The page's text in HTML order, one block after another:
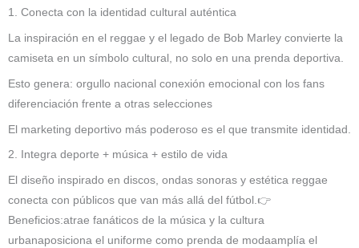
1. Conecta con la identidad cultural auténtica
La inspiración en el reggae y el legado de Bob Marley convierte la
camiseta en un símbolo cultural, no solo en una prenda deportiva.
Esto genera: orgullo nacional conexión emocional con los fans
diferenciación frente a otras selecciones
El marketing deportivo más poderoso es el que transmite identidad.
2. Integra deporte + música + estilo de vida
El diseño inspirado en discos, ondas sonoras y estética reggae
conecta con públicos que van más allá del fútbol.👉
Beneficios:atrae fanáticos de la música y la cultura
urbanaposiciona el uniforme como prenda de modaamplía el